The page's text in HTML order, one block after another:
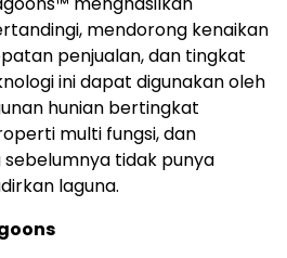
mendorong kenaikan
penjualan, dan tingkat
ini dapat digunakan oleh
hunian bertingkat
multi fungsi, dan
sebelumnya tidak punya
laguna.